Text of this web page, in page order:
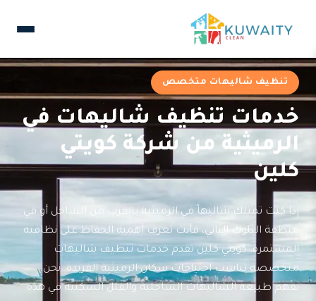
تنظيف شاليهات متخصص
خدمات تنظيف شاليهات في
الرميثية من شركة كويتي
كلين
إذا كنت تمتلك شاليهاً في الرميثية بالقرب من الساحل أو في
منطقة البلوك الثاني، فأنت تعرف أهمية الحفاظ على نظافته
المستمرة. كويتي كلين تقدم خدمات تنظيف شاليهات
متخصصة تناسب احتياجات سكان الرميثية الفريدة. نحن
نفهم طبيعة الشاليهات الساحلية والفلل السكنية في هذه